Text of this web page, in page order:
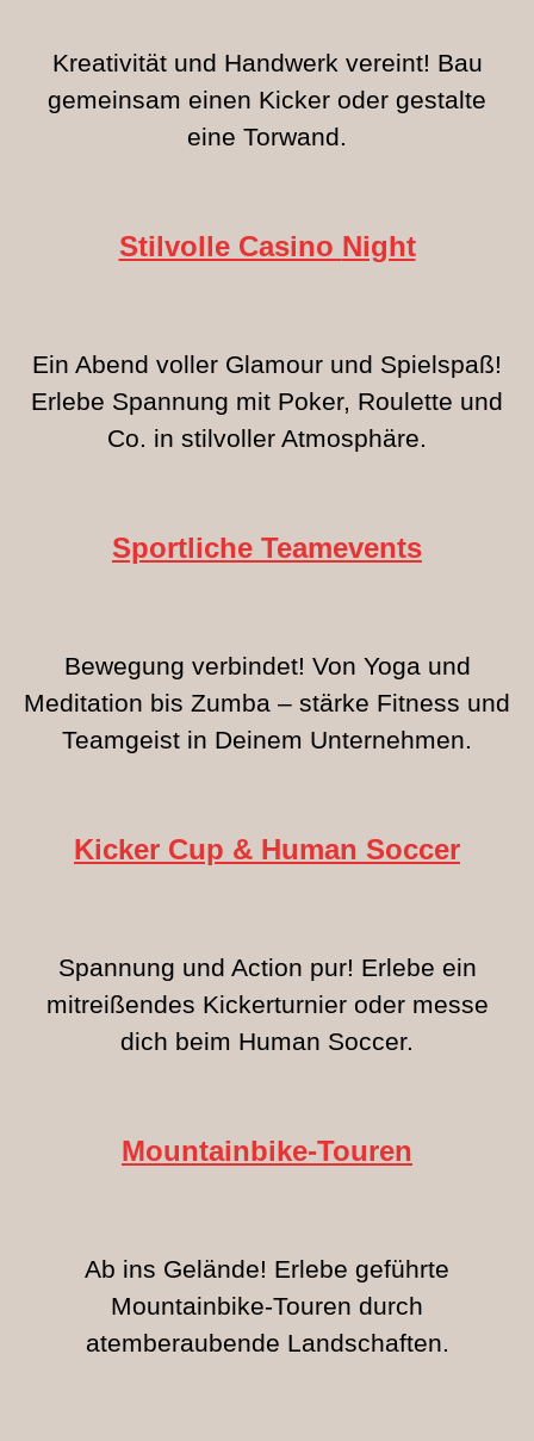
Kreativität und Handwerk vereint! Bau
gemeinsam einen Kicker oder gestalte
eine Torwand.
Stilvolle Casino Night
Ein Abend voller Glamour und Spielspaß!
Erlebe Spannung mit Poker, Roulette und
Co. in stilvoller Atmosphäre.
Sportliche Teamevents
Bewegung verbindet! Von Yoga und
Meditation bis Zumba – stärke Fitness und
Teamgeist in Deinem Unternehmen.
Kicker Cup & Human Soccer
Spannung und Action pur! Erlebe ein
mitreißendes Kickerturnier oder messe
dich beim Human Soccer.
Mountainbike-Touren
Ab ins Gelände! Erlebe geführte
Mountainbike-Touren durch
atemberaubende Landschaften.